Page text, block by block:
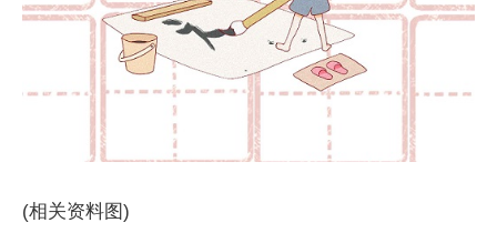
(相关资料图)